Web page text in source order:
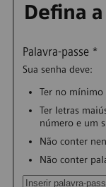
Defina
Palavra-passe *
Sua senha deve:
Ter no mínimo
Ter letras
número e um
Não conter
Não conter